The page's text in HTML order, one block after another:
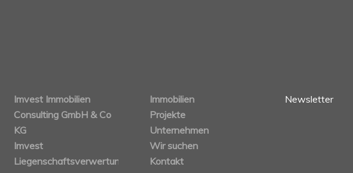
Imvest Immobilien
Consulting GmbH & Co
KG
Imvest
Liegenschaftsverwertungs
Immobilien
Projekte
Unternehmen
Wir suchen
Kontakt
Newsletter